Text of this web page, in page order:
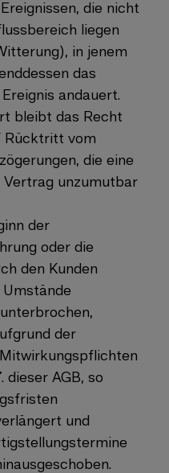
die nicht
liegen
in jenem
das
andauert.
bleibt das Recht
Rücktritt vom
die eine
Vertrag unzumutbar
der
oder die
den Kunden
Umstände
der
dieser AGB, so
und